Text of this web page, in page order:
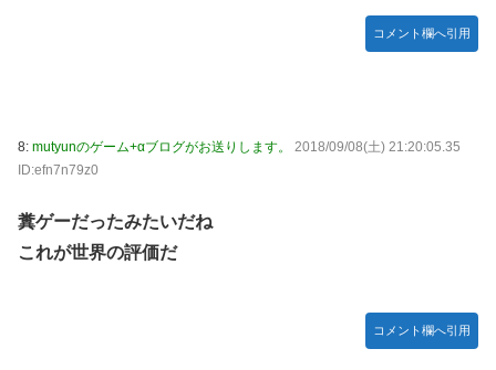
コメント欄へ引用
8: mutyunのゲーム+αブログがお送りします。
2018/09/08(土) 21:20:05.35
ID:efn7n79z0
糞ゲーだったみたいだね
これが世界の評価だ
コメント欄へ引用